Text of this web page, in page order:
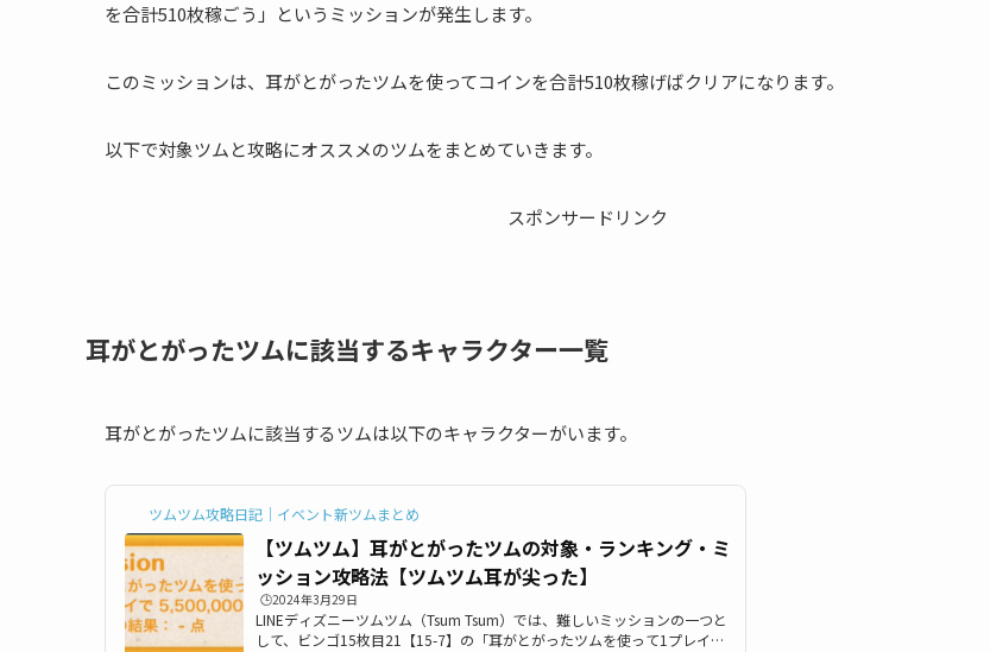
を合計510枚稼ごう」というミッションが発生します。
このミッションは、耳がとがったツムを使ってコインを合計510枚稼げばクリアになります。
以下で対象ツムと攻略にオススメのツムをまとめていきます。
スポンサードリンク
耳がとがったツムに該当するキャラクター一覧
耳がとがったツムに該当するツムは以下のキャラクターがいます。
ツムツム攻略日記｜イベント新ツムまとめ
【ツムツム】耳がとがったツムの対象・ランキング・ミ
ッション攻略法【ツムツム耳が尖った】
🕒️2024年3月29日
LINEディズニーツムツム（Tsum Tsum）では、難しいミッションの一つと
して、ビンゴ15枚目21【15-7】の「耳がとがったツムを使って1プレイで5